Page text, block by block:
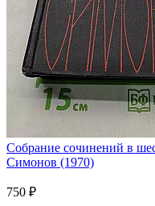
Собрание сочинений в
Симонов (1970)
750 ₽